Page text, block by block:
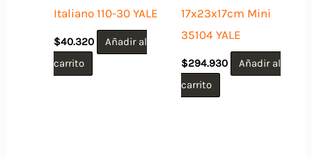
Italiano 110-30 YALE
$40.320
Añadir al
carrito
17x23x17cm Mini
35104 YALE
$294.930
Añadir al
carrito